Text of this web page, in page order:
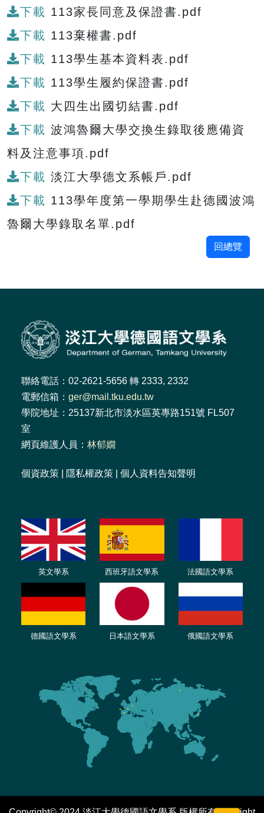
下載 113家長同意及保證書.pdf
下載 113棄權書.pdf
下載 113學生基本資料表.pdf
下載 113學生履約保證書.pdf
下載 大四生出國切結書.pdf
下載 波鴻魯爾大學交換生錄取後應備資
料及注意事項.pdf
下載 淡江大學德文系帳戶.pdf
下載 113學年度第一學期學生赴德國波鴻
魯爾大學錄取名單.pdf
回總覽
聯絡電話：02-2621-5656 轉 2333, 2332
電郵信箱： ger@mail.tku.edu.tw
學院地址：25137新北市淡水區英專路151號 FL507
室
網頁維護人員： 林郁嫺
個資政策 隱私權政策 個人資料告知聲明
英文學系 西班牙語文學系 法國語文學系
德國語文學系 日本語文學系 俄國語文學系